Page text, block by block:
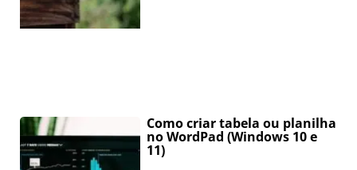
Como criar tabela ou planilha
no WordPad (Windows 10 e
11)